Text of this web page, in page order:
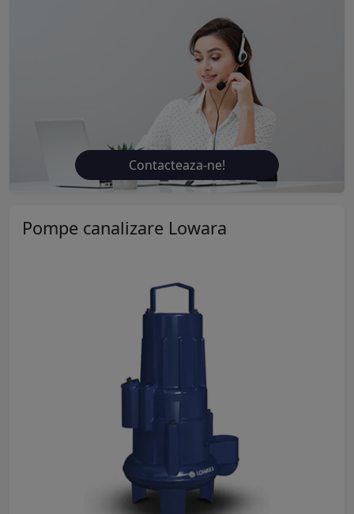
Contacteaza-ne!
Pompe canalizare Lowara